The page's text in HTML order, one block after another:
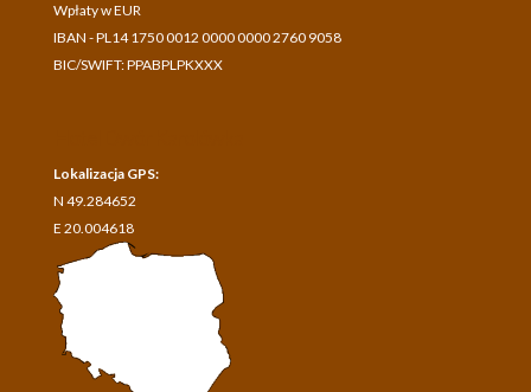
Wpłaty w EUR
IBAN - PL14 1750 0012 0000 0000 2760 9058
BIC/SWIFT: PPABPLPKXXX
Lokalizacja GPS:
N 49.284652
E 20.004618